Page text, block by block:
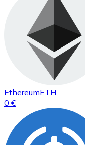
EthereumETH
0 €